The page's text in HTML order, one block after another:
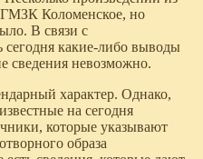
ГМЗК Коломенское, но
В связи с
сегодня какие-либо выводы
сведения невозможно.
характер. Однако,
на сегодня
которые указывают
образа